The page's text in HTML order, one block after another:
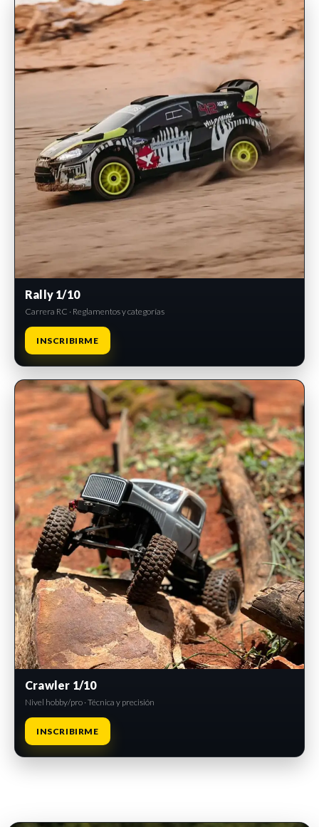
INSCRIPCIONES ABIERTAS
Rally 1/10
Carrera RC · Reglamentos y categorías
INSCRIBIRME
INSCRIPCIONES ABIERTAS
Crawler 1/10
Nivel hobby/pro · Técnica y precisión
INSCRIBIRME